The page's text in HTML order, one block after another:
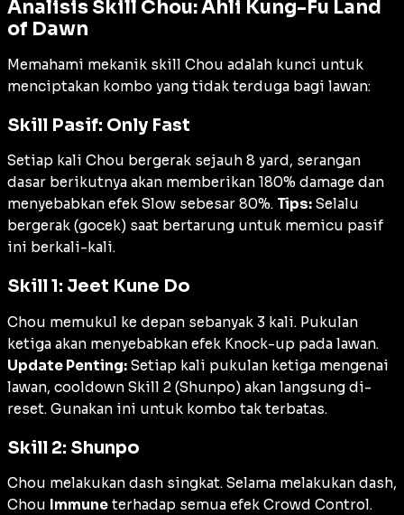
Analisis Skill Chou: Ahli Kung-Fu Land
of Dawn
Memahami mekanik skill Chou adalah kunci untuk
menciptakan kombo yang tidak terduga bagi lawan:
Skill Pasif: Only Fast
Setiap kali Chou bergerak sejauh 8 yard, serangan
dasar berikutnya akan memberikan 180% damage dan
menyebabkan efek Slow sebesar 80%. Tips: Selalu
bergerak (gocek) saat bertarung untuk memicu pasif
ini berkali-kali.
Skill 1: Jeet Kune Do
Chou memukul ke depan sebanyak 3 kali. Pukulan
ketiga akan menyebabkan efek Knock-up pada lawan.
Update Penting: Setiap kali pukulan ketiga mengenai
lawan, cooldown Skill 2 (Shunpo) akan langsung di-
reset. Gunakan ini untuk kombo tak terbatas.
Skill 2: Shunpo
Chou melakukan dash singkat. Selama melakukan dash,
Chou Immune terhadap semua efek Crowd Control.